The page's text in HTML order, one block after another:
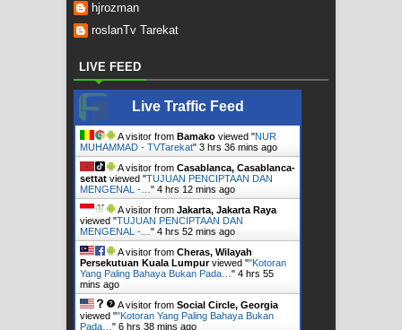
hjrozman
roslanTv Tarekat
LIVE FEED
Live Traffic Feed
A visitor from Bamako viewed "NUR
MUHAMMAD - TVTarekat" 3 hrs 36 mins ago
A visitor from Casablanca, Casablanca-
settat viewed "TUJUAN PENCIPTAAN DAN
MENGENAL -… " 4 hrs 12 mins ago
A visitor from Jakarta, Jakarta Raya
viewed "TUJUAN PENCIPTAAN DAN
MENGENAL -… " 4 hrs 52 mins ago
A visitor from Cheras, Wilayah
Persekutuan Kuala Lumpurviewed ""Kotoran
Yang Paling Bahaya Bukan Pada… " 4 hrs 55
mins ago
A visitor from Social Circle, Georgia
viewed ""Kotoran Yang Paling Bahaya Bukan
Pada… " 6 hrs 38 mins ago